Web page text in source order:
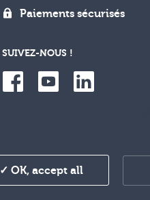
Paiements sécurisés
SUIVEZ-NOUS !
✓ OK, accept all